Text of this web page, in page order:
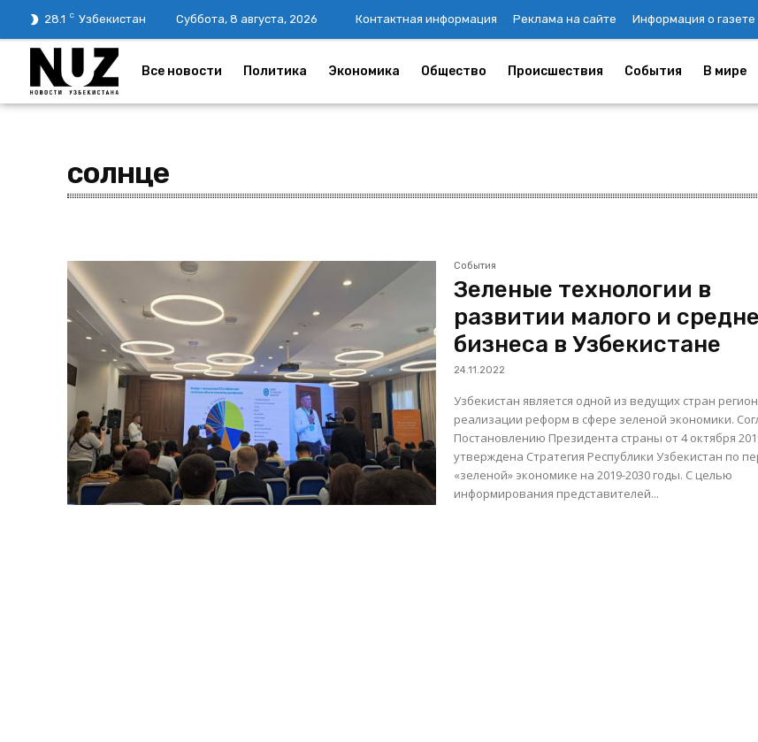
28.1 C Узбекистан Суббота, 8 августа, 2026 Контактная информация Реклама на сайте Информация о газете
Все новости Политика Экономика Общество Происшествия События В мире
солнце
События
Зеленые технологии в
развитии малого и
бизнеса в Узбекистанe
24.11.2022
Узбекистан является одной из ведущих стран
реализации реформ в сфере зеленой экономики.
Постановлению Президента страны от 4 октября
утверждена Стратегия Республики Узбекистан по
«зеленой» экономике на 2019-2030 годы. С целью
информирования представителей...